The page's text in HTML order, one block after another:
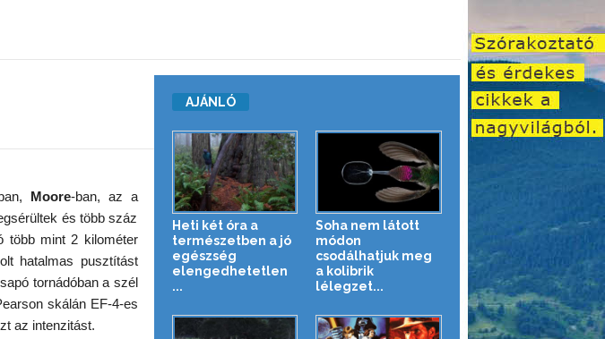
Moore-ban, az a
és több száz
több mint 2 kilométer
hatalmas pusztítást
tornádóban a szél
skálán EF-4-es
az intenzitást.
AJÁNLÓ
Heti két óra a
természetben a jó
egészség
elengedhetetlen
...
Soha nem látott
módon
csodálhatjuk meg
a kolibrik
lélegzet...